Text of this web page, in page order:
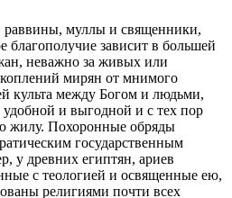
муллы и священники,
благополучие зависит в большей
неважно за живых или
мирян от мнимого
культа между Богом и людьми,
и выгодной и с тех пор
жилу. Похоронные обряды
государственным
у древних египтян, ариев
с теологией и освященные ею,
религиями почти всех